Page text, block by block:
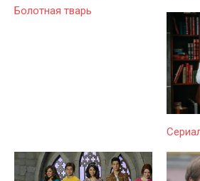
Болотная тварь